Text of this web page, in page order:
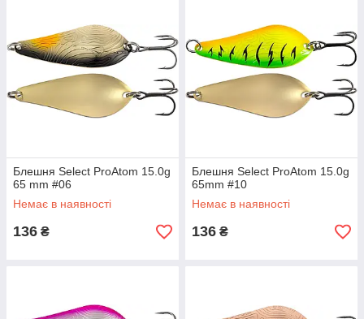
Блешня Select ProAtom 15.0g
65 mm #06
Немає в наявності
136 ₴
Блешня Select ProAtom 15.0g
65mm #10
Немає в наявності
136 ₴